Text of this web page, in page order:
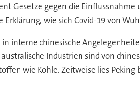
Gesetze gegen die Einflussnahme
wie sich Covid-19 von
interne chinesische
Industrien sind von
wie Kohle. Zeitweise lies Peking